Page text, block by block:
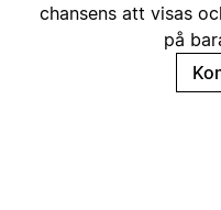
chansens att visas
på